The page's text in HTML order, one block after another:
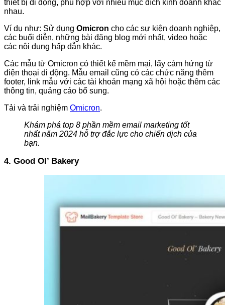
thiết bị di động, phù hợp với nhiều mục đích kinh doanh khác
nhau.
Ví dụ như: Sử dụng Omicron cho các sự kiện doanh nghiệp,
các buổi diễn, những bài đăng blog mới nhất, video hoặc
các nội dung hấp dẫn khác.
Các mẫu từ Omicron có thiết kế mềm mại, lấy cảm hứng từ
điện thoại di động. Mẫu email cũng có các chức năng thêm
footer, link mẫu với các tài khoản mạng xã hội hoặc thêm các
thông tin, quảng cáo bổ sung.
Tải và trải nghiệm Omicron.
Khám phá top 8 phần mềm email marketing tốt
nhất năm 2024 hỗ trợ đắc lực cho chiến dịch của
bạn.
4. Good Ol’ Bakery